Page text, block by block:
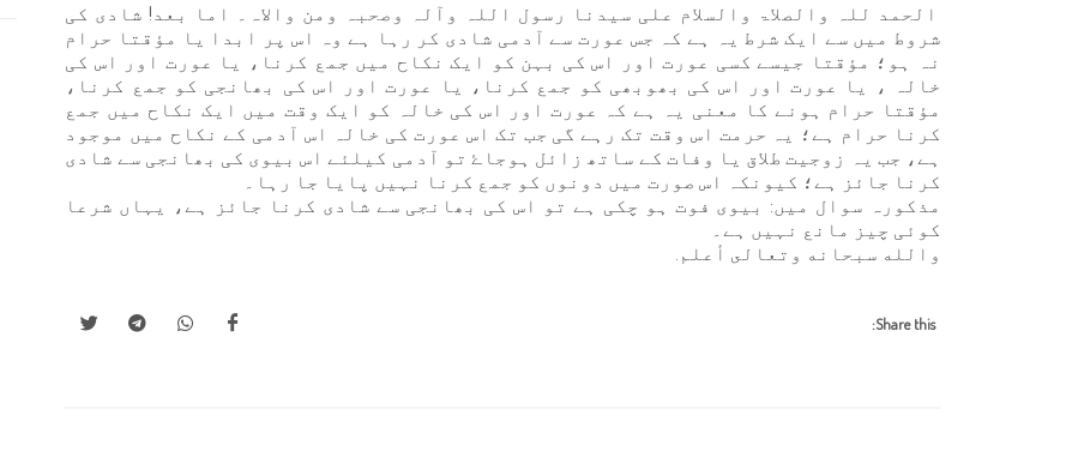
الحمد للہ والصلاۃ والسلام علی سیدنا رسول اللہ وآلہ وصحبہ ومن والاہ۔ اما بعد! شادی کی
شروط میں سے ایک شرط یہ ہے کہ جس عورت سے آدمی شادی کر رہا ہے وہ اس پر ابدا یا مؤقتا حرام
نہ ہو؛ مؤقتا جیسے کسی عورت اور اس کی بہن کو ایک نکاح میں جمع کرنا، یا عورت اور اس کی
خالہ ، یا عورت اور اس کی بھوبھی کو جمع کرنا، یا عورت اور اس کی بھانجی کو جمع کرنا،
مؤقتا حرام ہونے کا معنی یہ ہے کہ عورت اور اس کی خالہ کو ایک وقت میں ایک نکاح میں جمع
کرنا حرام ہے؛ یہ حرمت اس وقت تک رہے گی جب تک اس عورت کی خالہ اس آدمی کے نکاح میں موجود
ہے، جب یہ زوجیت طلاق یا وفات کے ساتھ زائل ہوجاۓ تو آدمی کیلئے اس بیوی کی بھانجی سے شادی
کرنا جائز ہے؛ کیونکہ اس صورت میں دونوں کو جمع کرنا نہیں پایا جا رہا۔
مذکورہ سوال میں: بیوی فوت ہو چکی ہے تو اس کی بھانجی سے شادی کرنا جائز ہے، یہاں شرعا
کوئی چیز مانع نہیں ہے۔
والله سبحانه وتعالى أعلم.
Share this: